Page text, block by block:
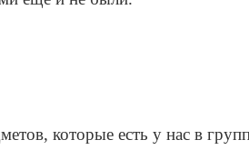
которые есть у нас в